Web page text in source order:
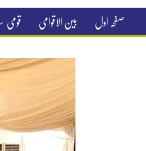
صفحہ اول بین الاقوامی قومی